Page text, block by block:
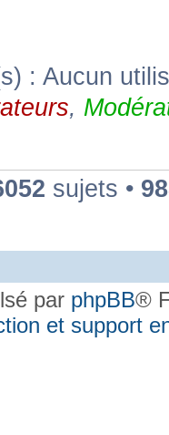
: Aucun
,
sujets •
par phpBB®
et support